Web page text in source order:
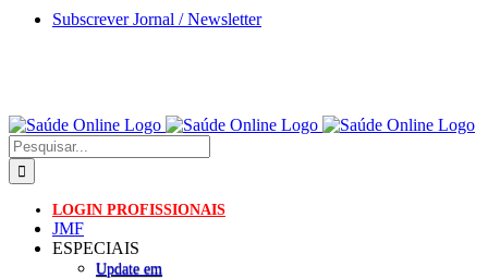
Skip
Subscrever Jornal / Newsletter
Pesquisar
LOGIN PROFISSIONAIS
JMF
ESPECIAIS
Update em